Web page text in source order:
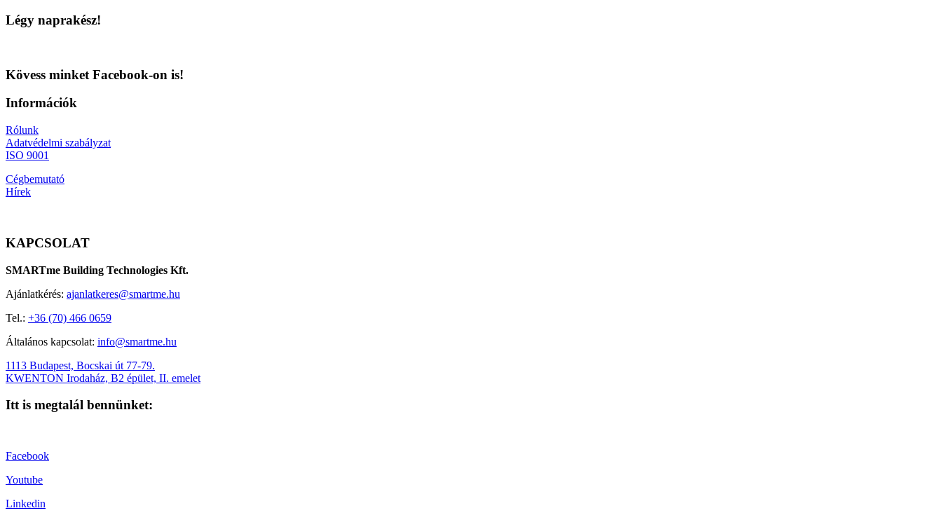
Légy naprakész!
Kövess minket Facebook-on is!
Információk
Rólunk
Adatvédelmi szabályzat
ISO 9001
Cégbemutató
Hírek
KAPCSOLAT
SMARTme Building Technologies Kft.
Ajánlatkérés: ajanlatkeres@smartme.hu
Tel.: +36 (70) 466 0659
Általános kapcsolat: info@smartme.hu
1113 Budapest, Bocskai út 77-79.
KWENTON Irodaház, B2 épület, II. emelet
Itt is megtalál bennünket:
Facebook
Youtube
Linkedin